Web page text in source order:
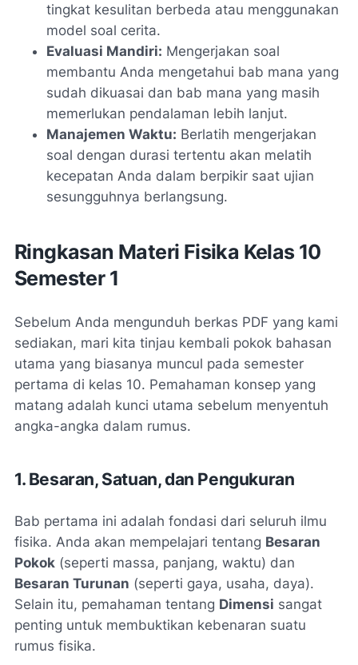
tingkat kesulitan berbeda atau menggunakan
model soal cerita.
Evaluasi Mandiri: Mengerjakan soal
membantu Anda mengetahui bab mana yang
sudah dikuasai dan bab mana yang masih
memerlukan pendalaman lebih lanjut.
Manajemen Waktu: Berlatih mengerjakan
soal dengan durasi tertentu akan melatih
kecepatan Anda dalam berpikir saat ujian
sesungguhnya berlangsung.
Ringkasan Materi Fisika Kelas 10
Semester 1
Sebelum Anda mengunduh berkas PDF yang kami
sediakan, mari kita tinjau kembali pokok bahasan
utama yang biasanya muncul pada semester
pertama di kelas 10. Pemahaman konsep yang
matang adalah kunci utama sebelum menyentuh
angka-angka dalam rumus.
1. Besaran, Satuan, dan Pengukuran
Bab pertama ini adalah fondasi dari seluruh ilmu
fisika. Anda akan mempelajari tentang Besaran
Pokok (seperti massa, panjang, waktu) dan
Besaran Turunan (seperti gaya, usaha, daya).
Selain itu, pemahaman tentang Dimensi sangat
penting untuk membuktikan kebenaran suatu
rumus fisika.